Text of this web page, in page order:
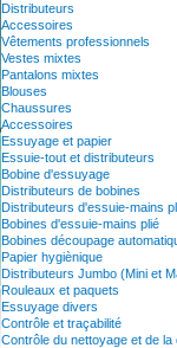
Distributeurs
Accessoires
Vêtements professionnels
Vestes mixtes
Pantalons mixtes
Blouses
Chaussures
Accessoires
Essuyage et papier
Essuie-tout et distributeurs
Bobine d'essuyage
Distributeurs de bobines
Distributeurs d'essuie-mains
Bobines d'essuie-mains plié
Bobines découpage
Papier hygiènique
Distributeurs Jumbo (Mini et
Rouleaux et paquets
Essuyage divers
Contrôle et traçabilité
Contrôle du nettoyage et de la